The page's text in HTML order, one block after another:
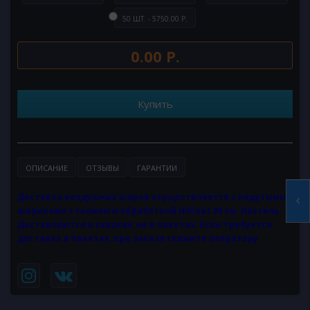
50 ШТ. - 5750.00 Р.
0.00 Р.
Купить
ОПИСАНИЕ ОТЗЫВЫ ГАРАНТИИ
Доставка воздушных шаров осуществляется с надутыми
шариками с гелием и обработкой HiFloat 30 см. Пастель.
Доставляются в связках, не в пакетах. Если требуется
доставка в пакетах, при заказе скажите оператору.